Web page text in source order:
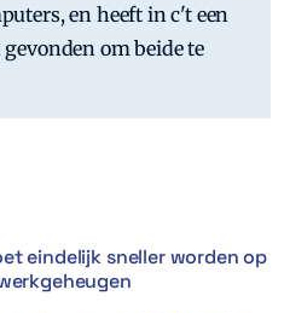
en heeft in c't een
om beide te
eindelijk sneller worden op